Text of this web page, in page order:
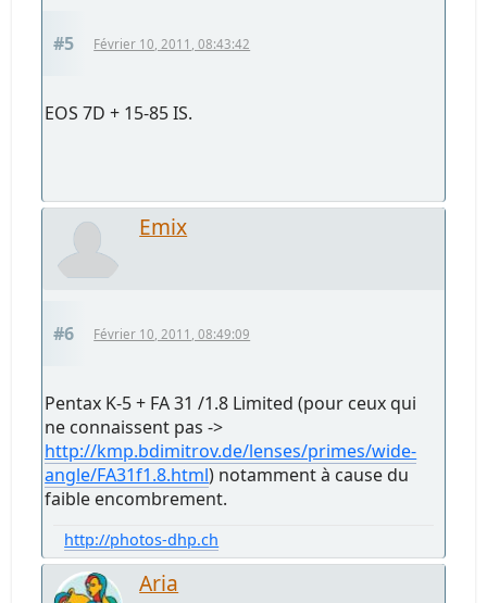
#5 Février 10, 2011, 08:43:42
EOS 7D + 15-85 IS.
Emix
#6 Février 10, 2011, 08:49:09
Pentax K-5 + FA 31 /1.8 Limited (pour ceux qui
ne connaissent pas ->
http://kmp.bdimitrov.de/lenses/primes/wide-
angle/FA31f1.8.html) notamment à cause du
faible encombrement.
http://photos-dhp.ch
Aria